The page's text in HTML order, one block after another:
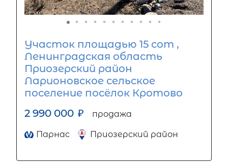
Участок площадью 15 сот ,
Ленинградская область
Приозерский район
Ларионовское сельское
поселение посёлок Кротово
2 990 000 ₽ продажа
Парнас Приозерский район